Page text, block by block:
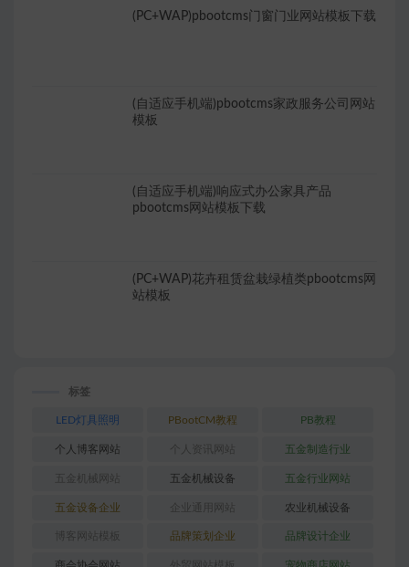
(PC+WAP)pbootcms门窗门业网站模板下载
(自适应手机端)pbootcms家政服务公司网站
模板
(自适应手机端)响应式办公家具产品
pbootcms网站模板下载
(PC+WAP)花卉租赁盆栽绿植类pbootcms网
站模板
标签
LED灯具照明 PBootCM教程 PB教程
个人博客网站 个人资讯网站 五金制造行业
五金机械网站 五金机械设备 五金行业网站
五金设备企业 企业通用网站 农业机械设备
博客网站模板 品牌策划企业 品牌设计企业